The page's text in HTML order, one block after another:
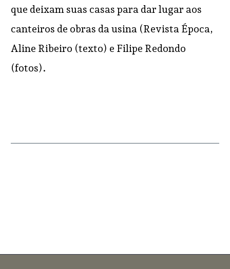
que deixam suas casas para dar lugar aos
canteiros de obras da usina (Revista Época,
Aline Ribeiro (texto) e Filipe Redondo
(fotos).